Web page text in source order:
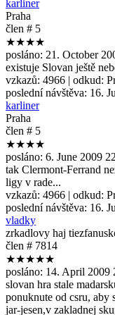
karliner
Praha
člen # 5
★★★★
posláno: 21. October
existuje Slovan ještě
vzkazů: 4966 | odkud:
poslední návštěva: 16.
karliner
Praha
člen # 5
★★★★
posláno: 6. June 2009
tak Clermont-Ferrand
ligy v rade...
vzkazů: 4966 | odkud:
poslední návštěva: 16.
vladky
zrkadlovy haj
člen # 7814
★★★★★
posláno: 14. April 2009
slovan hra stale
ponuknute od csru, aby
jar-jesen,v zakladnej